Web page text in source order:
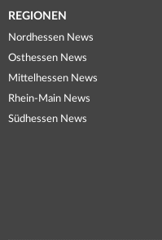
REGIONEN
Nordhessen News
Osthessen News
Mittelhessen News
Rhein-Main News
Südhessen News